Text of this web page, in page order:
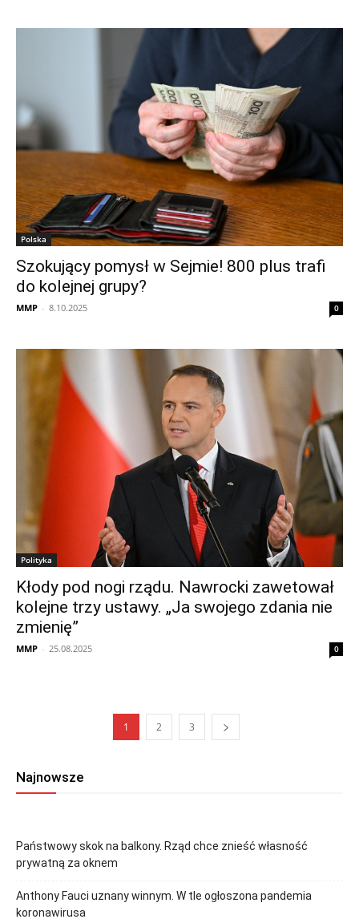
Polska
Szokujący pomysł w Sejmie! 800 plus trafi
do kolejnej grupy?
MMP - 8.10.2025 0
Polityka
Kłody pod nogi rządu. Nawrocki zawetował
kolejne trzy ustawy. „Ja swojego zdania nie
zmienię”
MMP - 25.08.2025 0
1 2 3
Najnowsze
Państwowy skok na balkony. Rząd chce znieść własność
prywatną za oknem
Anthony Fauci uznany winnym. W tle ogłoszona pandemia
koronawirusa